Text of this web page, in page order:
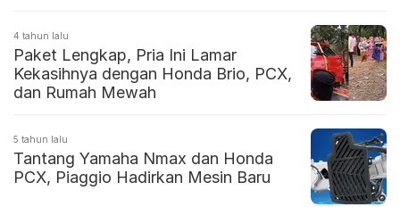
4 tahun lalu
Paket Lengkap, Pria Ini Lamar
Kekasihnya dengan Honda Brio, PCX,
dan Rumah Mewah
5 tahun lalu
Tantang Yamaha Nmax dan Honda
PCX, Piaggio Hadirkan Mesin Baru